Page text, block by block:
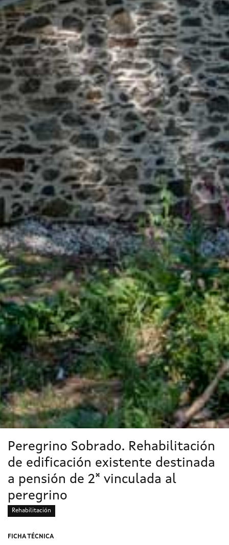
Peregrino Sobrado. Rehabilitación
de edificación existente destinada
a pensión de 2* vinculada al
peregrino
Rehabilitación
FICHA TÉCNICA